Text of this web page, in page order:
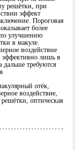
решётки, при
эффект
Пороговая
более
улучшению
в макуле.
воздействие
эффективно лишь в
дальше требуются
отёк,
воздействие,
оптическая